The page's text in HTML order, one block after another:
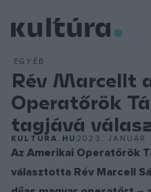
EGYÉB
Rév Marcellt
Operatőrök
tagjává
KULTURA.HU 2023. JANUÁR
Az Amerikai Operatőrök
választotta Rév Marcell